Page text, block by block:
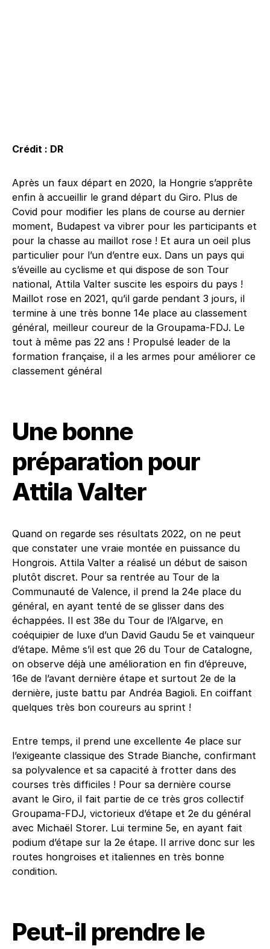
Crédit : DR
Après un faux départ en 2020, la Hongrie s’apprête
enfin à accueillir le grand départ du Giro. Plus de
Covid pour modifier les plans de course au dernier
moment, Budapest va vibrer pour les participants et
pour la chasse au maillot rose ! Et aura un oeil plus
particulier pour l’un d’entre eux. Dans un pays qui
s’éveille au cyclisme et qui dispose de son Tour
national, Attila Valter suscite les espoirs du pays !
Maillot rose en 2021, qu’il garde pendant 3 jours, il
termine à une très bonne 14e place au classement
général, meilleur coureur de la Groupama-FDJ. Le
tout à même pas 22 ans ! Propulsé leader de la
formation française, il a les armes pour améliorer ce
classement général
Une bonne
préparation pour
Attila Valter
Quand on regarde ses résultats 2022, on ne peut
que constater une vraie montée en puissance du
Hongrois. Attila Valter a réalisé un début de saison
plutôt discret. Pour sa rentrée au Tour de la
Communauté de Valence, il prend la 24e place du
général, en ayant tenté de se glisser dans des
échappées. Il est 38e du Tour de l’Algarve, en
coéquipier de luxe d’un David Gaudu 5e et vainqueur
d’étape. Même s’il est que 26 du Tour de Catalogne,
on observe déjà une amélioration en fin d’épreuve,
16e de l’avant dernière étape et surtout 2e de la
dernière, juste battu par Andréa Bagioli. En coiffant
quelques très bon coureurs au sprint !
Entre temps, il prend une excellente 4e place sur
l’exigeante classique des Strade Bianche, confirmant
sa polyvalence et sa capacité à frotter dans des
courses très difficiles ! Pour sa dernière course
avant le Giro, il fait partie de ce très gros collectif
Groupama-FDJ, victorieux d’étape et 2e du général
avec Michaël Storer. Lui termine 5e, en ayant fait
podium d’étape sur la 2e étape. Il arrive donc sur les
routes hongroises et italiennes en très bonne
condition.
Peut-il prendre le